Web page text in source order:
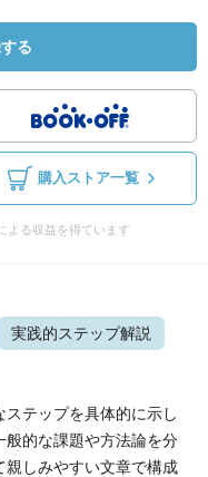
る
購入ストア一覧
よる収益を得ています
実践的ステップ解説
テップを具体的に示し
般的な課題や方法論を分
しみやすい文章で構成